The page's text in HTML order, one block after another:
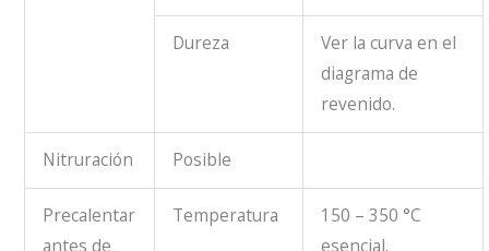
Dureza
Ver la curva en el
diagrama de
revenido.
Nitruración Posible
Precalentar
antes de
Temperatura
150 – 350 °C
esencial.